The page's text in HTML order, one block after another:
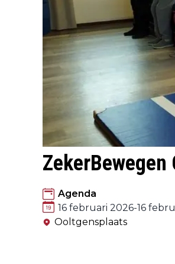
Agenda
16 februari 2026-16
Ooltgensplaats